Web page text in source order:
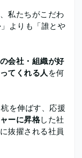
私たちがこだわ
よりも「誰とや
会社・組織が好
てくれる人を何
を伸ばす、応援
ーに昇格した社
に抜擢される社員